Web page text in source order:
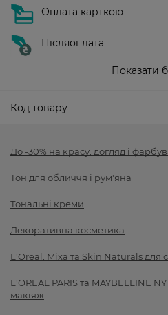
Оплата карткою
Післяоплата
Показати
Код товару
До -30% на красу, догляд і
Тон для обличчя і рум'яна
Тональні креми
Декоративна косметика
L'Oreal, Mixa та Skin Naturals для
L'OREAL PARIS та MAYBELLINE
макіяж